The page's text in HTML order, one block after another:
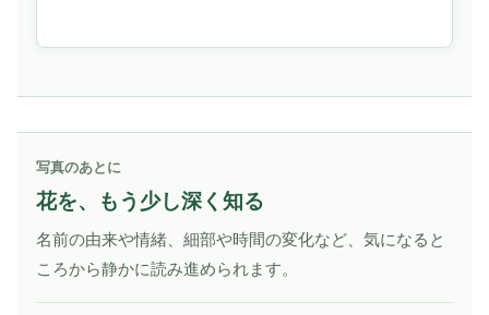
写真のあとに
花を、もう少し深く知る
名前の由来や情緒、細部や時間の変化など、気になると
ころから静かに読み進められます。